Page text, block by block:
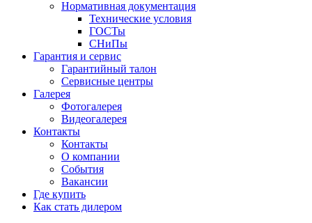
Нормативная документация
Технические условия
ГОСТы
СНиПы
Гарантия и сервис
Гарантийный талон
Сервисные центры
Галерея
Фотогалерея
Видеогалерея
Контакты
Контакты
О компании
События
Вакансии
Где купить
Как стать дилером